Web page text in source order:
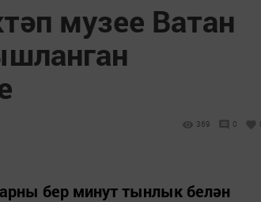
музее Ватан
369 0
бер минут тынлык белән